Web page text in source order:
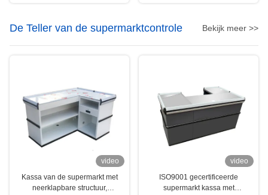
De Teller van de supermarktcontrole Bekijk meer >>
video
Kassa van de supermarkt met
neerklapbare structuur,
video
ISO9001 gecertificeerde
supermarkt kassa met